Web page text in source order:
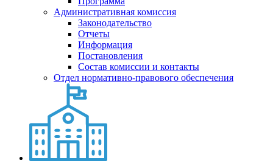
Административная комиссия
Законодательство
Отчеты
Информация
Постановления
Состав комиссии и контакты
Отдел нормативно-правового обеспечения